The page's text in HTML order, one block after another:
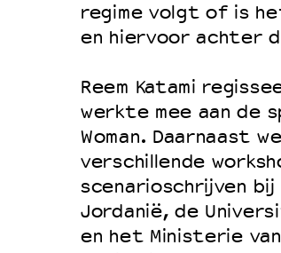
regime volgt of is
en hiervoor achter
Reem Katami
werkte mee aan de
Woman. Daarnaast
verschillende
scenarioschrijven bij
Jordanië, de
en het Ministerie